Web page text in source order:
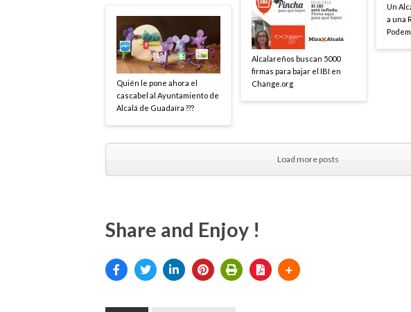
Quién le pone ahora el
cascabel al Ayuntamiento de
Alcalá de Guadaíra ???
Alcalareños buscan 5000
firmas para bajar el IBI en
Change.org
Un
a una
Load more posts
Share and Enjoy !